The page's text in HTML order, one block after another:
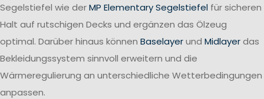
Segelstiefel wie derMP Elementary Segelstiefel für sicheren
Halt auf rutschigen Decks und ergänzen das Ölzeug
optimal. Darüber hinaus können Baselayerund Midlayerdas
Bekleidungssystem sinnvoll erweitern und die
Wärmeregulierung an unterschiedliche Wetterbedingungen
anpassen.